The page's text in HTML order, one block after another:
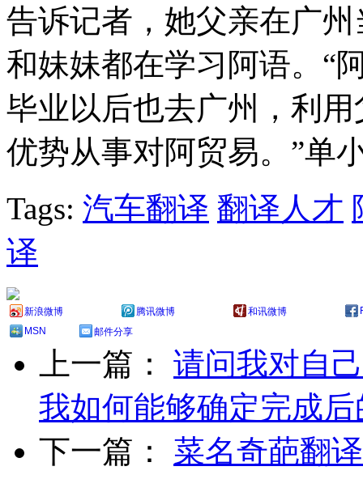
告诉记者，她父亲在广
和妹妹都在学习阿语。“
毕业以后也去广州，利
优势从事对阿贸易。”单
Tags: 汽车翻译 翻译人才
译
新浪微博 腾讯微博 和讯微博
MSN
邮件分享
上一篇： 请问我对自
我如何能够确定完成
下一篇： 菜名奇葩翻